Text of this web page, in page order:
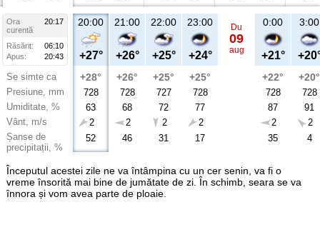
Ora
20:17
curentă
Răsărit:
06:10
Apus:
20:43
Se simte ca
Presiune, mm
Umiditate, %
Vânt, m/s
Șanse de
precipitații, %
20:00
+27°
+28°
728
63
2
52
21:00
+26°
+26°
728
68
2
46
22:00
+25°
+25°
727
72
2
31
23:00
+24°
+25°
728
77
2
17
Du
09
aug
0:00
+21°
+22°
728
87
2
35
3:00
+20°
728
91
2
4
Începutul acestei zile ne va întâmpina cu un cer senin, va fi o
vreme însorită mai bine de jumătate de zi. În schimb, seara se va
înnora și vom avea parte de ploaie.